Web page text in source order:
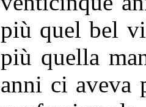
più quel bel
più quella
anni ci aveva